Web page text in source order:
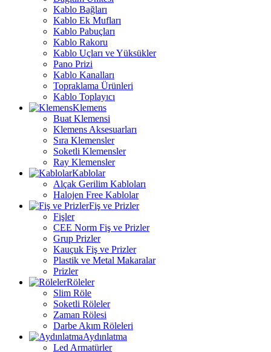
Kablo Bağları
Kablo Ek Mufları
Kablo Pabuçları
Kablo Rakoru
Kablo Uçları ve Yüksükler
Pano Prizi
Kablo Kanalları
Topraklama Ürünleri
Kablo Toplayıcı
Klemens
Buat Klemensi
Klemens Aksesuarları
Sıra Klemensler
Soketli Klemensler
Ray Klemensler
Kablolar
Alçak Gerilim Kabloları
Halojen Free Kablolar
Fiş ve Prizler
Fişler
CEE Norm Fiş ve Prizler
Grup Prizler
Kauçuk Fiş ve Prizler
Plastik ve Metal Makaralar
Prizler
Röleler
Slim Röle
Soketli Röleler
Zaman Rölesi
Darbe Akım Röleleri
Aydınlatma
Led Armatürler